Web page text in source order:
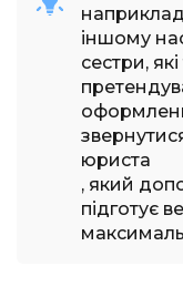
іншому
сестри,
юриста
, який
підготує